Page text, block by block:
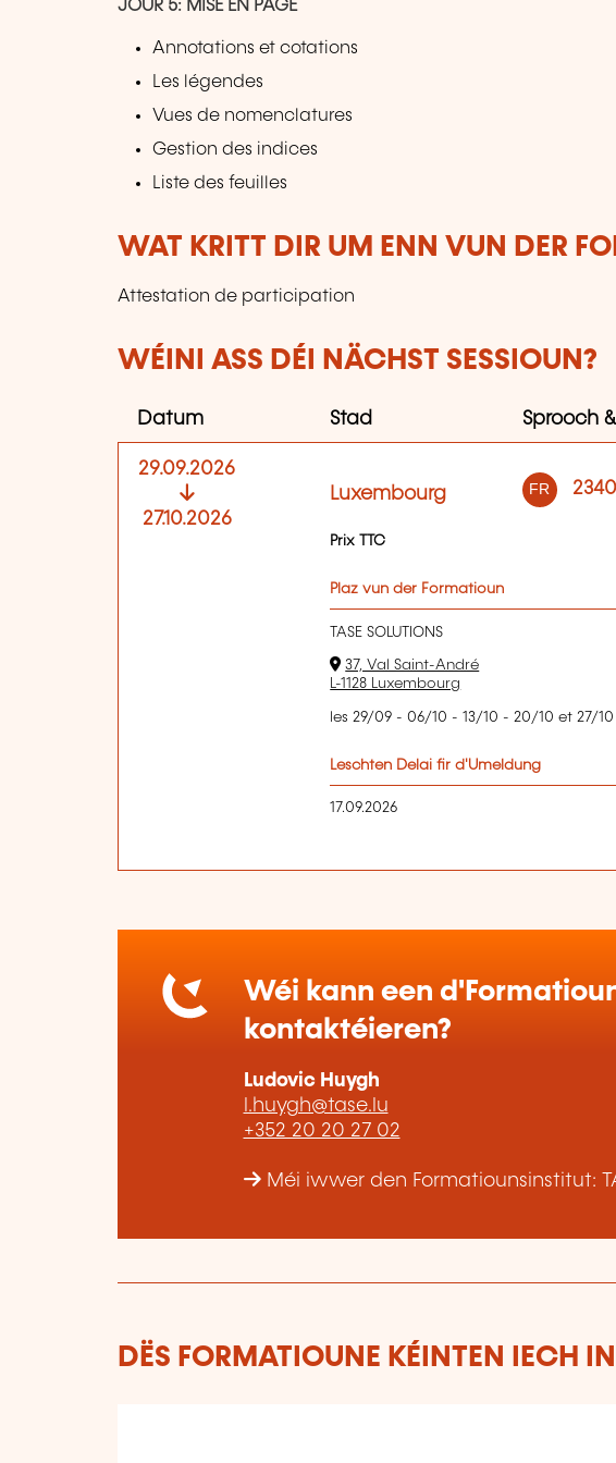
JOUR 5: MISE EN PAGE
Annotations et cotations
Les légendes
Vues de nomenclatures
Gestion des indices
Liste des feuilles
WAT KRITT DIR UM ENN VUN DER
Attestation de participation
WÉINI ASS DÉI NÄCHST SESSIOUN?
Datum Stad Sprooch
29.09.2026
27.10.2026
Luxembourg FR
Prix TTC
Plaz vun der Formatioun
TASE SOLUTIONS
37, Val Saint-André
L-1128 Luxembourg
les 29/09 - 06/10 - 13/10 - 20/10 et 27/10
Leschten Delai fir d'Umeldung
17.09.2026
Wéi kann een
kontaktéieren?
Ludovic Huygh
l.huygh@tase.lu
+352 20 20 27 02
Méi iwwer den Formatiounsinstitut:
DËS FORMATIOUNE KÉINTEN IECH